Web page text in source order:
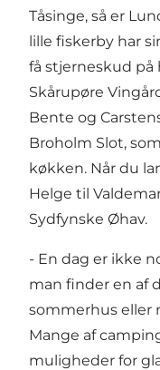
Tåsinge, så er
lille fiskerby har
få stjerneskud på
Skårupøre
Bente og
Broholm Slot,
køkken. Når du
Helge til
Sydfynske Øhav.
- En dag er ikke
man finder en af
sommerhus eller
Mange af
muligheder for